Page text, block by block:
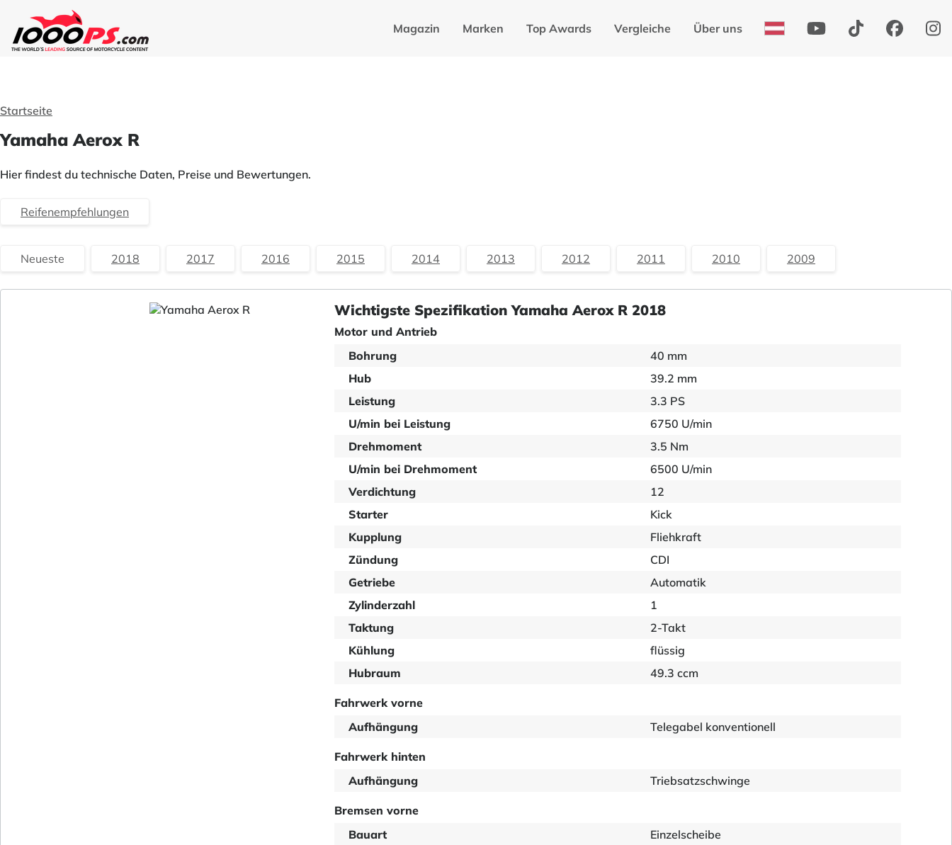
Magazin Marken Top Awards Vergleiche Über uns
Startseite
Yamaha Aerox R
Hier findest du technische Daten, Preise und Bewertungen.
Reifenempfehlungen
Neueste 2018 2017 2016 2015 2014 2013 2012 2011 2010 2009
Wichtigste Spezifikation Yamaha Aerox R 2018
Motor und Antrieb
Bohrung
40 mm
Hub
39.2 mm
Leistung
3.3 PS
U/min bei Leistung
6750 U/min
Drehmoment
3.5 Nm
U/min bei Drehmoment
6500 U/min
Verdichtung
12
Starter
Kick
Kupplung
Fliehkraft
Zündung
CDI
Getriebe
Automatik
Zylinderzahl
1
Taktung
2-Takt
Kühlung
flüssig
Hubraum
49.3 ccm
Fahrwerk vorne
Aufhängung
Telegabel konventionell
Fahrwerk hinten
Aufhängung
Triebsatzschwinge
Bremsen vorne
Bauart
Einzelscheibe